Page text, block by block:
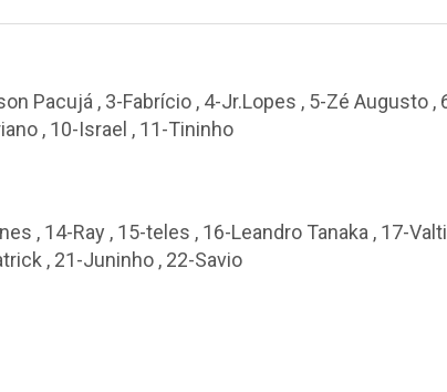
Pacujá , 3-Fabrício , 4-Jr.Lopes , 5-Zé Augusto ,
, 10-Israel , 11-Tininho
, 14-Ray , 15-teles , 16-Leandro Tanaka , 17-
, 21-Juninho , 22-Savio